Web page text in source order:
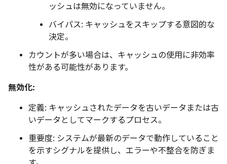
ッシュは無効になっていません。
バイパス: キャッシュをスキップする意図的な
決定。
カウントが多い場合は、キャッシュの使用に非効率
性がある可能性があります。
無効化:
定義: キャッシュされたデータを古いデータまたは古
いデータとしてマークするプロセス。
重要度: システムが最新のデータで動作していること
を示すシグナルを提供し、エラーや不整合を防ぎま